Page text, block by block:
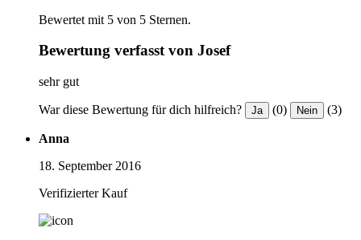
Bewertet mit 5 von 5 Sternen.
Bewertung verfasst von Josef
sehr gut
War diese Bewertung für dich hilfreich? Ja (0) Nein (3)
Anna
18. September 2016
Verifizierter Kauf